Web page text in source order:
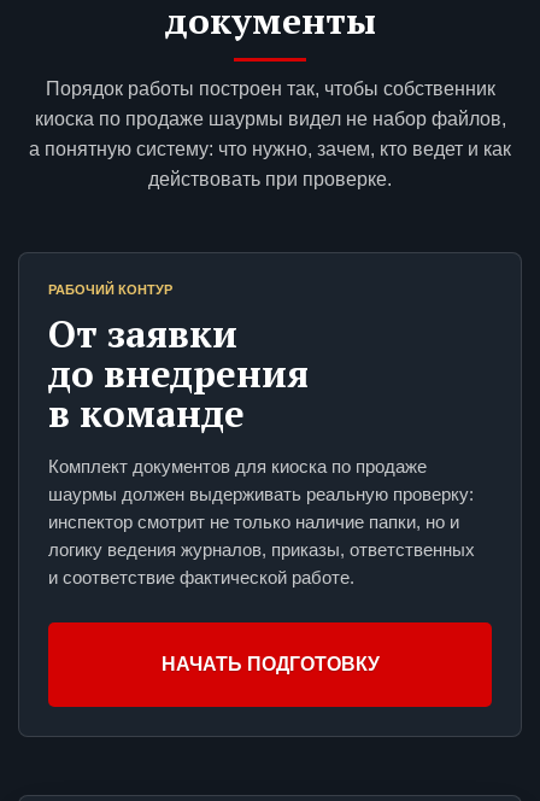
документы
Порядок работы построен так, чтобы собственник
киоска по продаже шаурмы видел не набор файлов,
а понятную систему: что нужно, зачем, кто ведет и как
действовать при проверке.
РАБОЧИЙ КОНТУР
От заявки
до внедрения
в команде
Комплект документов для киоска по продаже
шаурмы должен выдерживать реальную проверку:
инспектор смотрит не только наличие папки, но и
логику ведения журналов, приказы, ответственных
и соответствие фактической работе.
НАЧАТЬ ПОДГОТОВКУ